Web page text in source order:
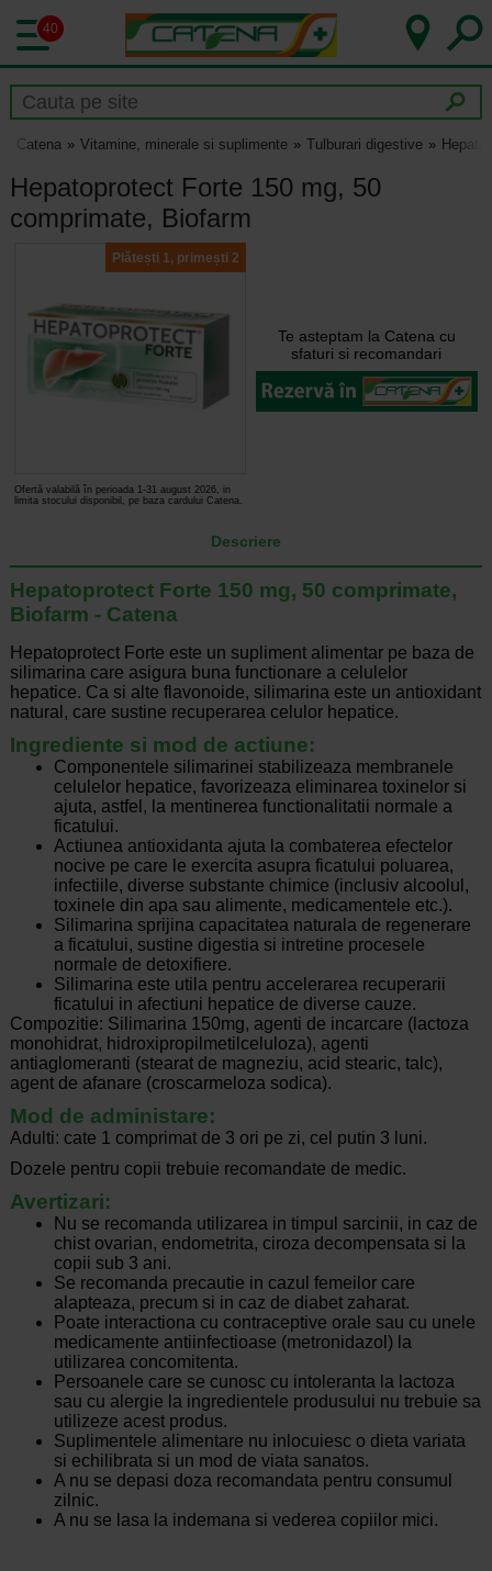
40
Catena Vitamine, minerale si suplimente Tulburari digestive
Hepatoprotect Forte 150 mg, 50
comprimate, Biofarm
Plătești 1, primești 2
Ofertă valabilă în perioada 1-31 august 2026, in
limita stocului disponibil, pe baza cardului Catena.
Te asteptam la Catena cu
sfaturi si recomandari
Descriere
Hepatoprotect Forte 150 mg, 50 comprimate,
Biofarm - Catena
Hepatoprotect Forte este un supliment alimentar pe baza de
silimarina care asigura buna functionare a celulelor
hepatice. Ca si alte flavonoide, silimarina este un antioxidant
natural, care sustine recuperarea celulor hepatice.
Ingrediente si mod de actiune:
Componentele silimarinei stabilizeaza membranele
celulelor hepatice, favorizeaza eliminarea toxinelor si
ajuta, astfel, la mentinerea functionalitatii normale a
ficatului.
Actiunea antioxidanta ajuta la combaterea efectelor
nocive pe care le exercita asupra ficatului poluarea,
infectiile, diverse substante chimice (inclusiv alcoolul,
toxinele din apa sau alimente, medicamentele etc.).
Silimarina sprijina capacitatea naturala de regenerare
a ficatului, sustine digestia si intretine procesele
normale de detoxifiere.
Silimarina este utila pentru accelerarea recuperarii
ficatului in afectiuni hepatice de diverse cauze.
Compozitie: Silimarina 150mg, agenti de incarcare (lactoza
monohidrat, hidroxipropilmetilceluloza), agenti
antiaglomeranti (stearat de magneziu, acid stearic, talc),
agent de afanare (croscarmeloza sodica).
Mod de administare:
Adulti: cate 1 comprimat de 3 ori pe zi, cel putin 3 luni.
Dozele pentru copii trebuie recomandate de medic.
Avertizari:
Nu se recomanda utilizarea in timpul sarcinii, in caz de
chist ovarian, endometrita, ciroza decompensata si la
copii sub 3 ani.
Se recomanda precautie in cazul femeilor care
alapteaza, precum si in caz de diabet zaharat.
Poate interactiona cu contraceptive orale sau cu unele
medicamente antiinfectioase (metronidazol) la
utilizarea concomitenta.
Persoanele care se cunosc cu intoleranta la lactoza
sau cu alergie la ingredientele produsului nu trebuie sa
utilizeze acest produs.
Suplimentele alimentare nu inlocuiesc o dieta variata
si echilibrata si un mod de viata sanatos.
A nu se depasi doza recomandata pentru consumul
zilnic.
A nu se lasa la indemana si vederea copiilor mici.